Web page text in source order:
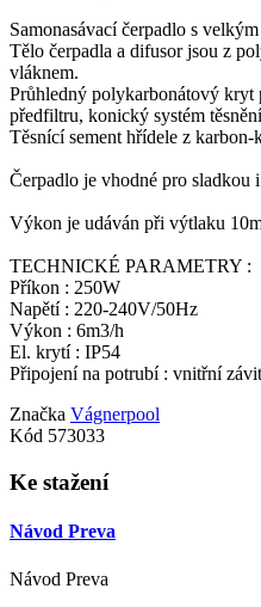
Samonasávací čerpadlo s
Tělo čerpadla a difusor jsou z
vláknem.
Průhledný polykarbonátový kryt
předfiltru, konický systém
Těsnící sement hřídele z
Čerpadlo je vhodné pro sladkou
Výkon je udáván při výtlaku
TECHNICKÉ PARAMETRY :
Příkon : 250W
Napětí : 220-240V/50Hz
Výkon : 6m3/h
El. krytí : IP54
Připojení na potrubí : vnitřní
Značka Vágnerpool
Kód 573033
Ke stažení
Návod Preva
Návod Preva